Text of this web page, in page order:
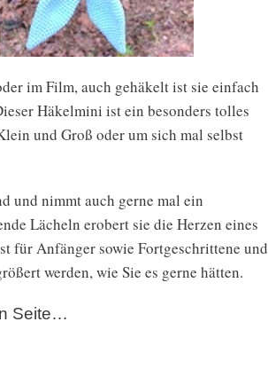
im Film, auch gehäkelt ist sie einfach
Häkelmini ist ein besonders tolles
und Groß oder um sich mal selbst
und nimmt auch gerne mal ein
Lächeln erobert sie die Herzen eines
für Anfänger sowie Fortgeschrittene und
werden, wie Sie es gerne hätten.
Seite…